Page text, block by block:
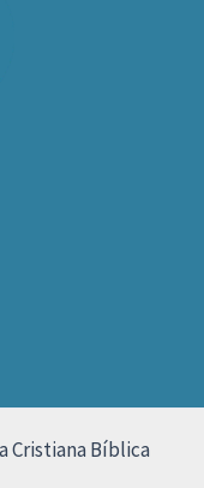
Cristiana Bíblica